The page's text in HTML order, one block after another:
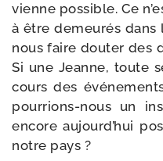
vienne pos­sible. Ce
à être demeu­rés
nous faire dou­ter des
Si une Jeanne, toute
cours des
pourrions-​nous un
encore aujourd’hui
notre pays ?